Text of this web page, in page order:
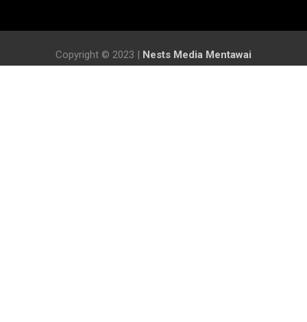
Copyright © 2023 | Nests Media Mentawai